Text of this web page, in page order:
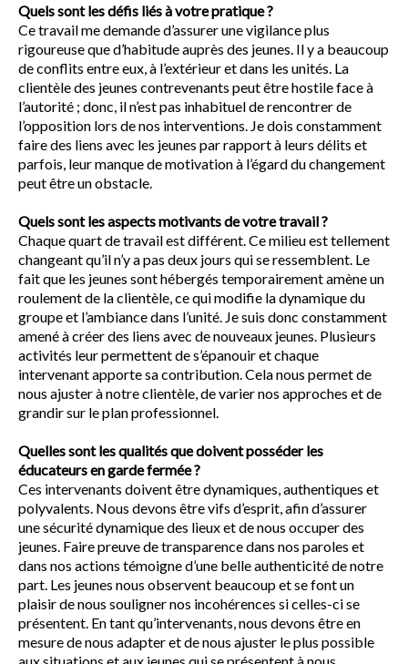
Quels sont les défis liés à votre pratique ?
Ce travail me demande d’assurer une vigilance plus
rigoureuse que d’habitude auprès des jeunes. Il y a beaucoup
de conflits entre eux, à l’extérieur et dans les unités. La
clientèle des jeunes contrevenants peut être hostile face à
l’autorité ; donc, il n’est pas inhabituel de rencontrer de
l’opposition lors de nos interventions. Je dois constamment
faire des liens avec les jeunes par rapport à leurs délits et
parfois, leur manque de motivation à l’égard du changement
peut être un obstacle.
Quels sont les aspects motivants de votre travail ?
Chaque quart de travail est différent. Ce milieu est tellement
changeant qu’il n’y a pas deux jours qui se ressemblent. Le
fait que les jeunes sont hébergés temporairement amène un
roulement de la clientèle, ce qui modifie la dynamique du
groupe et l’ambiance dans l’unité. Je suis donc constamment
amené à créer des liens avec de nouveaux jeunes. Plusieurs
activités leur permettent de s’épanouir et chaque
intervenant apporte sa contribution. Cela nous permet de
nous ajuster à notre clientèle, de varier nos approches et de
grandir sur le plan professionnel.
Quelles sont les qualités que doivent posséder les
éducateurs en garde fermée ?
Ces intervenants doivent être dynamiques, authentiques et
polyvalents. Nous devons être vifs d’esprit, afin d’assurer
une sécurité dynamique des lieux et de nous occuper des
jeunes. Faire preuve de transparence dans nos paroles et
dans nos actions témoigne d’une belle authenticité de notre
part. Les jeunes nous observent beaucoup et se font un
plaisir de nous souligner nos incohérences si celles-ci se
présentent. En tant qu’intervenants, nous devons être en
mesure de nous adapter et de nous ajuster le plus possible